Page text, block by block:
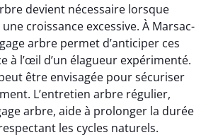
devient nécessaire lorsque
croissance excessive. À Marsac-
arbre permet d’anticiper ces
à l’œil d’un élagueur expérimenté.
être envisagée pour sécuriser
L’entretien arbre régulier,
arbre, aide à prolonger la durée
les cycles naturels.